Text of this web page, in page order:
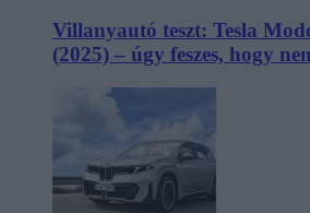
Villanyautó teszt: Tesla
(2025) – úgy feszes, hogy